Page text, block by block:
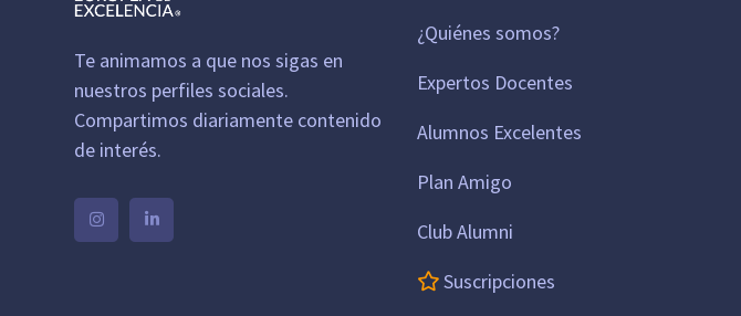
Te animamos a que nos sigas en
nuestros perfiles sociales.
Compartimos diariamente contenido
de interés.
¿Quiénes somos?
Expertos Docentes
Alumnos Excelentes
Plan Amigo
Club Alumni
Suscripciones